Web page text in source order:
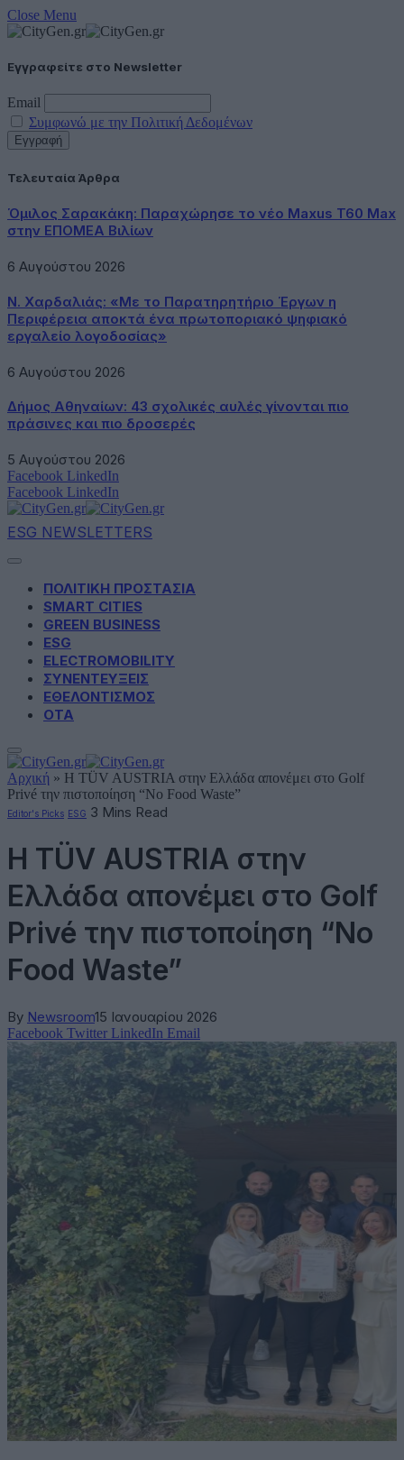
Close Menu
Εγγραφείτε στο Newsletter
Email
Συμφωνώ με την Πολιτική Δεδομένων
Τελευταία Άρθρα
Όμιλος Σαρακάκη: Παραχώρησε το νέο Maxus T60 Max
στην ΕΠΟΜΕΑ Βιλίων
6 Αυγούστου 2026
Ν. Χαρδαλιάς: «Με το Παρατηρητήριο Έργων η
Περιφέρεια αποκτά ένα πρωτοποριακό ψηφιακό
εργαλείο λογοδοσίας»
6 Αυγούστου 2026
Δήμος Αθηναίων: 43 σχολικές αυλές γίνονται πιο
πράσινες και πιο δροσερές
5 Αυγούστου 2026
Facebook LinkedIn
Facebook LinkedIn
ESG NEWSLETTERS
ΠΟΛΙΤΙΚΗ ΠΡΟΣΤΑΣΙΑ
SMART CITIES
GREEN BUSINESS
ESG
ELECTROMOBILITY
ΣΥΝΕΝΤΕΥΞΕΙΣ
ΕΘΕΛΟΝΤΙΣΜΟΣ
ΟΤΑ
Αρχική » Η TÜV AUSTRIA στην Ελλάδα απονέμει στο Golf
Privé την πιστοποίηση “No Food Waste”
Editor's Picks ESG 3 Mins Read
Η TÜV AUSTRIA στην
Ελλάδα απονέμει στο Golf
Privé την πιστοποίηση “No
Food Waste”
By Newsroom15 Ιανουαρίου 2026
Facebook Twitter LinkedIn Email